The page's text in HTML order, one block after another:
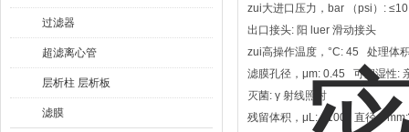
过滤器
超滤离心管
层析柱 层析板
滤膜
zui大进口压力，bar （psi）:
出口接头: 阳 luer 滑动接头
zui高操作温度，°C: 45 处理体
滤膜孔径，μm: 0.45 可润湿性:
灭菌: γ 射线照射
残留体积，μL: <100 直径，